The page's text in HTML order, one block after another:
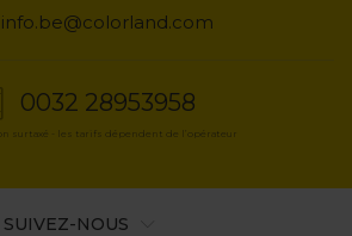
info.be@colorland.com
0032 28953958
surtaxé - les tarifs dépendent de l’opérateur
SUIVEZ-NOUS